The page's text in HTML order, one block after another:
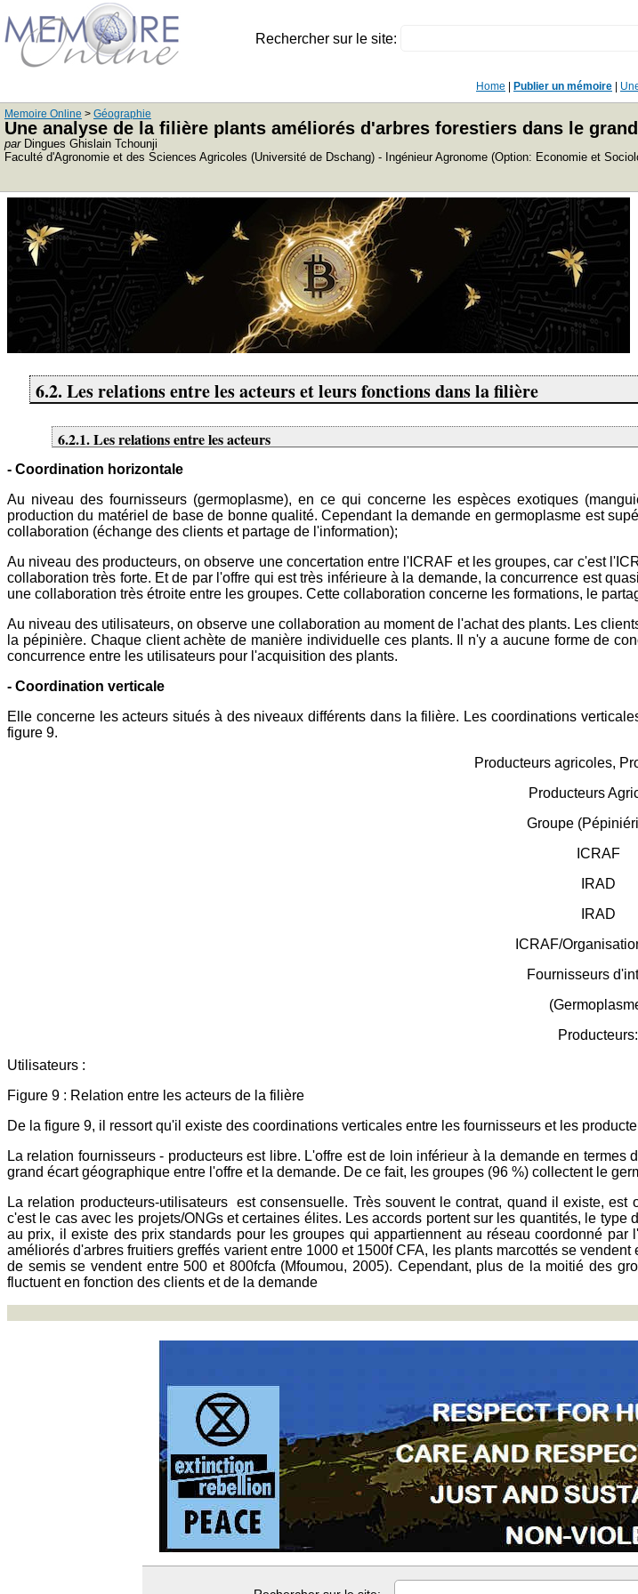
Rechercher sur le site:
Home Publier un mémoire
Memoire Online > Géographie
Une analyse de la filière plants améliorés d'arbres forestiers dans le
parDingues Ghislain Tchounji
Faculté d'Agronomie et des Sciences Agricoles (Université de Dschang) - Ingénieur Agronome (Option: Economie et
6.2. Les relations entre les acteurs et leurs fonctions dans la filière
6.2.1.Les relations entre les acteurs
- Coordination horizontale
Au niveau des fournisseurs (germoplasme), en ce qui concerne les espèces exotiques
production du matériel de base de bonne qualité. Cependant la demande en germoplasme est
collaboration (échange des clients et partage de l'information);
Au niveau des producteurs, on observe une concertation entre l'ICRAF et les groupes, car c'est
collaboration très forte. Et de par l'offre qui est très inférieure à la demande, la concurrence est
une collaboration très étroite entre les groupes. Cette collaboration concerne les formations, le
Au niveau des utilisateurs, on observe une collaboration au moment de l'achat des plants. Les
la pépinière. Chaque client achète de manière individuelle ces plants. Il n'y a aucune forme de
concurrence entre les utilisateurs pour l'acquisition des plants.
- Coordination verticale
Elle concerne les acteurs situés à des niveaux différents dans la filière. Les coordinations
figure 9.
Producteurs agricoles,
Producteurs
Groupe
ICRAF
IRAD
IRAD
ICRAF/
Fournisseurs
Producteurs:
Utilisateurs :
Figure 9 : Relation entre les acteurs de la filière
De la figure 9, il ressort qu'il existe des coordinations verticales entre les fournisseurs et les
La relation fournisseurs - producteurs est libre. L'offre est de loin inférieur à la demande en
grand écart géographique entre l'offre et la demande. De ce fait, les groupes (96 %) collectent le
La relation producteurs-utilisateurs est consensuelle. Très souvent le contrat, quand il existe,
c'est le cas avec les projets/ONGs et certaines élites. Les accords portent sur les quantités, le
au prix, il existe des prix standards pour les groupes qui appartiennent au réseau coordonné
améliorés d'arbres fruitiers greffés varient entre 1000 et 1500f CFA, les plants marcottés se
de semis se vendent entre 500 et 800fcfa (Mfoumou, 2005). Cependant, plus de la moitié des
fluctuent en fonction des clients et de la demande